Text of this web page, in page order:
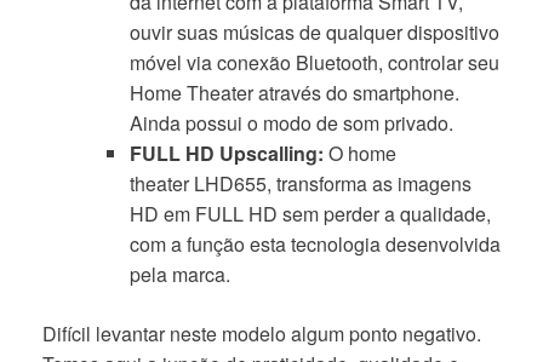
ouvir suas músicas de qualquer dispositivo
móvel via conexão Bluetooth, controlar seu
Home Theater através do smartphone.
Ainda possui o modo de som privado.
FULL HD Upscalling: O home
theater LHD655, transforma as imagens
HD em FULL HD sem perder a qualidade,
com a função esta tecnologia desenvolvida
pela marca.
Difícil levantar neste modelo algum ponto negativo.